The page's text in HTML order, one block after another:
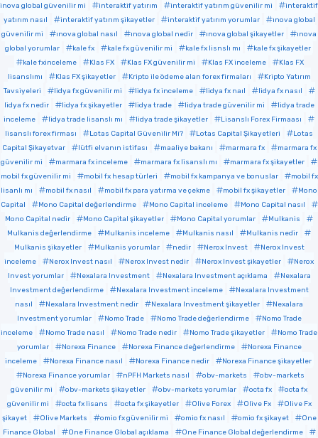
inova global güvenilir mi
interaktif yatırım interaktif yatırım güvenilir mi
interaktif
yatırım nasıl
interaktif yatırım şikayetler interaktif yatırım yorumlar
ınova global
güvenilir mi
ınova global nasıl ınova global nedir ınova global şikayetler
ınova
global yorumlar
kale fx kale fx güvenilir mi kale fx lisnslı mı
kale fx şikayetler
kale fxinceleme
Klas FX Klas FX güvenilir mi Klas FX inceleme
Klas FX
lisanslımı
Klas FX şikayetler Kripto ile ödeme alan forex firmaları
Kripto Yatırım
Tavsiyeleri
lidya fx güvenilir mi lidya fx inceleme lidya fx naıl
lidya fx nasıl
lidya fx nedir
lidya fx şikayetler lidya trade lidya trade güvenilir mi
lidya trade
inceleme
lidya trade lisanslı mı lidya trade şikayetler
Lisanslı Forex Firmaası
lisanslı forex firması
Lotas Capital Güvenilir Mi? Lotas Capital Şikayetleri
Lotas
Capital Şikayetvar
lütfi elvanın istifası maaliye bakanı marmara fx
marmara fx
güvenilir mi
marmara fx inceleme marmara fx lisanslı mı
marmara fx şikayetler
mobil fx güvenilir mi
mobil fx hesap türleri mobil fx kampanya ve bonuslar
mobil fx
lisanlı mı
mobil fx nasıl mobil fx para yatırma ve çekme mobil fx şikayetler
Mono
Capital
Mono Capital değerlendirme Mono Capital inceleme
Mono Capital nasıl
Mono Capital nedir
Mono Capital şikayetler Mono Capital yorumlar
Mulkanis
Mulkanis değerlendirme
Mulkanis inceleme Mulkanis nasıl
Mulkanis nedir
Mulkanis şikayetler
Mulkanis yorumlar nedir Nerox Invest
Nerox Invest
inceleme
Nerox Invest nasıl Nerox Invest nedir Nerox Invest şikayetler
Nerox
Invest yorumlar
Nexalara Investment Nexalara Investment açıklama
Nexalara
Investment değerlendirme
Nexalara Investment inceleme
Nexalara Investment
nasıl
Nexalara Investment nedir Nexalara Investment şikayetler
Nexalara
Investment yorumlar
Nomo Trade Nomo Trade değerlendirme
Nomo Trade
inceleme
Nomo Trade nasıl Nomo Trade nedir Nomo Trade şikayetler
Nomo Trade
yorumlar
Norexa Finance Norexa Finance değerlendirme
Norexa Finance
inceleme
Norexa Finance nasıl Norexa Finance nedir
Norexa Finance şikayetler
Norexa Finance yorumlar
nPFH Markets nasıl obv-markets
obv-markets
güvenilir mi
obv-markets şikayetler obv-markets yorumlar octa fx
octa fx
güvenilir mi
octa fx lisans octa fx şikayetler Olive Forex Olive Fx
Olive Fx
şikayet
Olive Markets omio fx güvenilir mi omio fx nasıl omio fx şikayet
One
Finance Global
One Finance Global açıklama
One Finance Global değerlendirme